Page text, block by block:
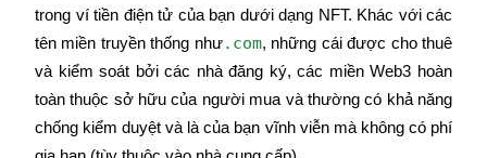
trong ví tiền điện tử của bạn dưới dạng NFT. Khác với các
tên miền truyền thống như.com, những cái được cho thuê
và kiểm soát bởi các nhà đăng ký, các miền Web3 hoàn
toàn thuộc sở hữu của người mua và thường có khả năng
chống kiểm duyệt và là của bạn vĩnh viễn mà không có phí